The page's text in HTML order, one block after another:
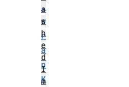
.
w
r
a
p
K
a
s
h
e
d
I
m